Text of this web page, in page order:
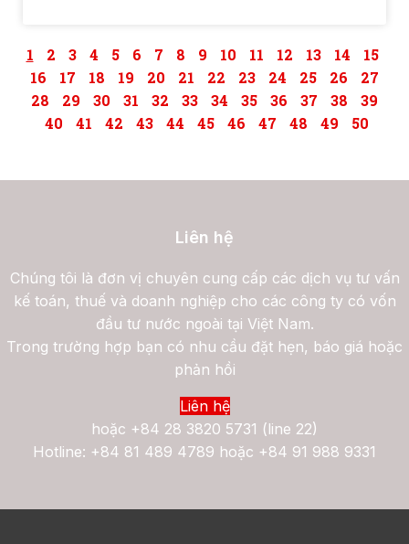
1 2 3 4 5 6 7 8 9 10 11 12 13 14
15
16
17 18 19 20 21 22 23 24 25 26
27
28
29 30 31 32 33 34 35 36 37 38
39
40
41 42 43 44 45 46 47 48 49 50
Liên hệ
Chúng tôi là đơn vị chuyên cung cấp các dịch vụ tư vấn
kế toán, thuế và doanh nghiệp cho các công ty có vốn
đầu tư nước ngoài tại Việt Nam.
Trong trường hợp bạn có nhu cầu đặt hẹn, báo giá hoặc
phản hồi
Liên hệ
hoặc +84 28 3820 5731 (line 22)
Hotline: +84 81 489 4789 hoặc +84 91 988 9331